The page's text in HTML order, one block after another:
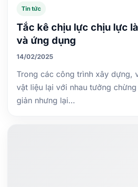
Tin tức
Tắc kê chịu lực chịu lực
và ứng dụng
14/02/2025
Trong các công trình xây dựng,
vật liệu lại với nhau tưởng
giản nhưng lại…